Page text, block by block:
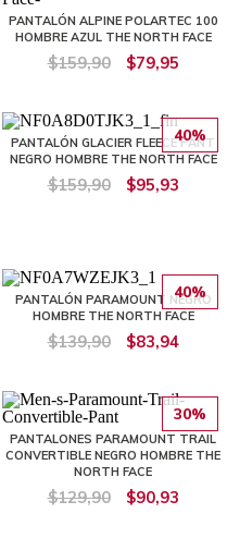
PANTALÓN ALPINE POLARTEC 100
HOMBRE AZUL THE NORTH FACE
$159,90 $79,95
40%
PANTALÓN GLACIER FLEECE PANT
NEGRO HOMBRE THE NORTH FACE
$159,90 $95,93
40%
PANTALÓN PARAMOUNT NEGRO
HOMBRE THE NORTH FACE
$139,90 $83,94
30%
PANTALONES PARAMOUNT TRAIL
CONVERTIBLE NEGRO HOMBRE THE
NORTH FACE
$129,90 $90,93